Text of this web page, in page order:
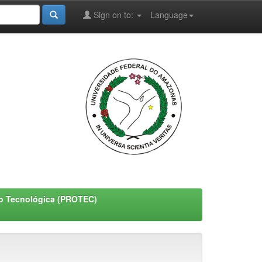
Language
Sign on to:
Tecnológica (PROTEC)